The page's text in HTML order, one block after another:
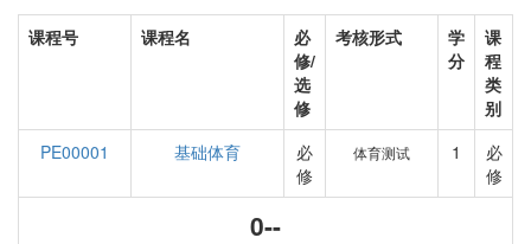
课程号 课程名
必
修/
选
修
考核形式
学
分
课
程
类
别
PE00001
基础体育
必
修
体育测试 1
必
修
0--